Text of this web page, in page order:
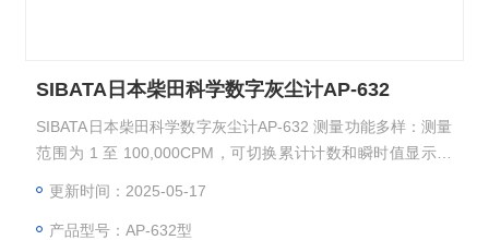
SIBATA日本柴田科学数字灰尘计AP-632
SIBATA日本柴田科学数字灰尘计AP-632 测量功能多样：测量
范围为 1 至 100,000CPM，可切换累计计数和瞬时值显示，
更新时间：2025-05-17
产品型号：AP-632型